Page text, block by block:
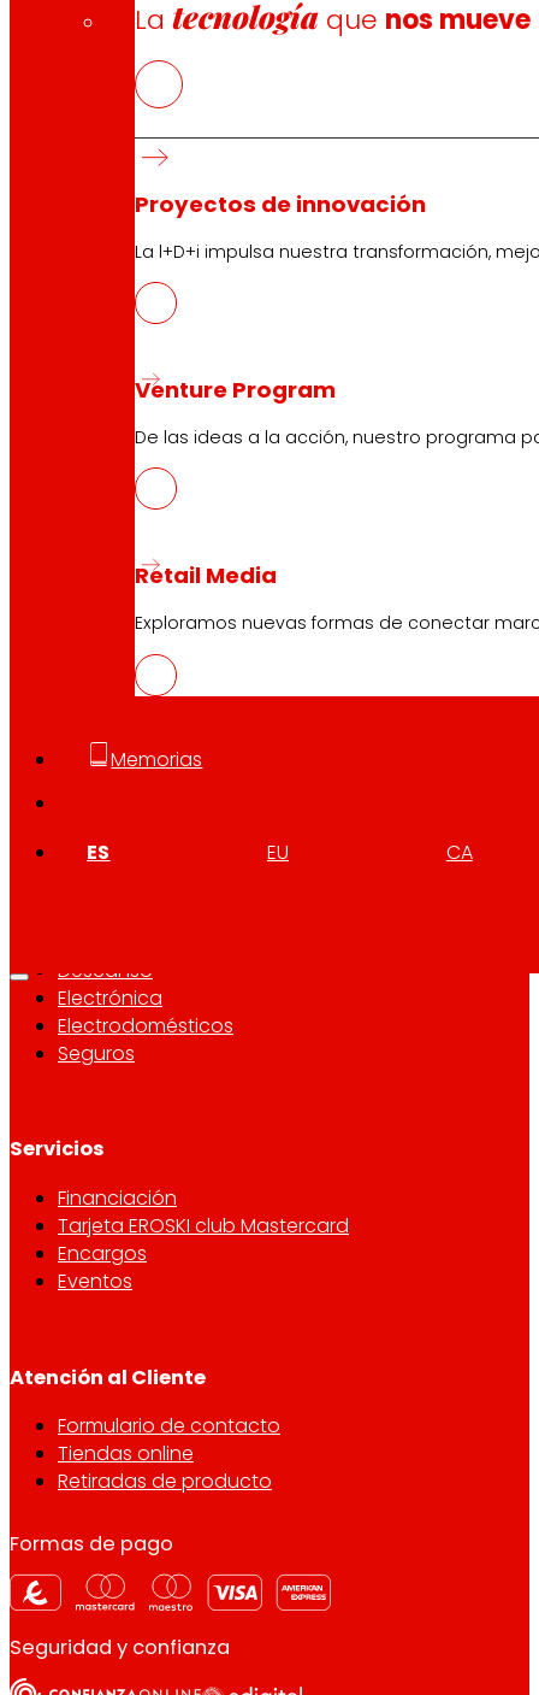
Latecnología que nos mueve
Proyectos de innovación
La l+D+i impulsa nuestra transformación,
Venture Program
De las ideas a la acción, nuestro programa
Retail Media
Exploramos nuevas formas de conectar
Memorias
ES EU CA
. De lunes a sábado
EROSKI Corporativo
Compromisos
Inversores
Innovación
Descanso
Electrónica
Electrodomésticos
Seguros
Servicios
Financiación
Tarjeta EROSKI club Mastercard
Encargos
Eventos
Atención al Cliente
Formulario de contacto
Tiendas online
Retiradas de producto
Formas de pago
Seguridad y confianza